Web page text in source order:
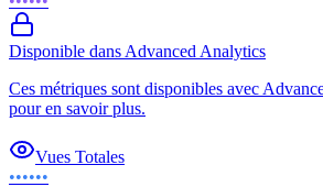
Disponible dans Advanced Analytics
Ces métriques sont disponibles avec
pour en savoir plus.
Vues Totales
••••••